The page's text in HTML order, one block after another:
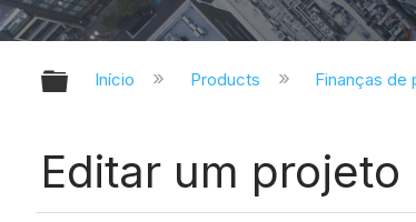
Expandir/recolher
Início Products Finanças de
Editar um